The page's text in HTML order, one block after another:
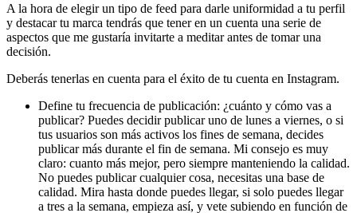
A la hora de elegir un tipo de feed para darle uniformidad a tu perfil
y destacar tu marca tendrás que tener en un cuenta una serie de
aspectos que me gustaría invitarte a meditar antes de tomar una
decisión.
Deberás tenerlas en cuenta para el éxito de tu cuenta en Instagram.
Define tu frecuencia de publicación: ¿cuánto y cómo vas a
publicar? Puedes decidir publicar uno de lunes a viernes, o si
tus usuarios son más activos los fines de semana, decides
publicar más durante el fin de semana. Mi consejo es muy
claro: cuanto más mejor, pero siempre manteniendo la calidad.
No puedes publicar cualquier cosa, necesitas una base de
calidad. Mira hasta donde puedes llegar, si solo puedes llegar
a tres a la semana, empieza así, y vete subiendo en función de